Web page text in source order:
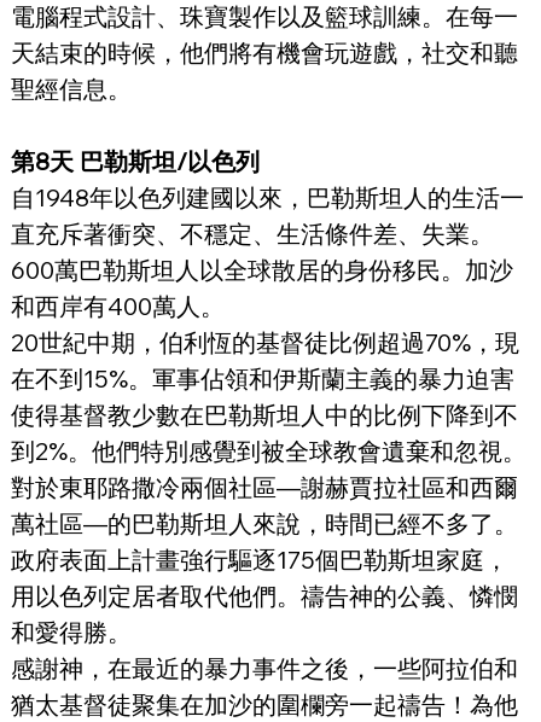
電腦程式設計、珠寶製作以及籃球訓練。在每一
天結束的時候，他們將有機會玩遊戲，社交和聽
聖經信息。
第8天 巴勒斯坦/以色列
自1948年以色列建國以來，巴勒斯坦人的生活一
直充斥著衝突、不穩定、生活條件差、失業。
600萬巴勒斯坦人以全球散居的身份移民。加沙
和西岸有400萬人。
20世紀中期，伯利恆的基督徒比例超過70%，現
在不到15%。軍事佔領和伊斯蘭主義的暴力迫害
使得基督教少數在巴勒斯坦人中的比例下降到不
到2%。他們特別感覺到被全球教會遺棄和忽視。
對於東耶路撒冷兩個社區—謝赫賈拉社區和西爾
萬社區—的巴勒斯坦人來說，時間已經不多了。
政府表面上計畫強行驅逐175個巴勒斯坦家庭，
用以色列定居者取代他們。禱告神的公義、憐憫
和愛得勝。
感謝神，在最近的暴力事件之後，一些阿拉伯和
猶太基督徒聚集在加沙的圍欄旁一起禱告！為他